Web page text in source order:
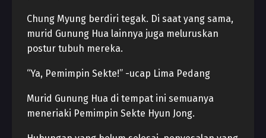
Chung Myung berdiri tegak. Di saat yang sama,
murid Gunung Hua lainnya juga meluruskan
postur tubuh mereka.
“Ya, Pemimpin Sekte!” -ucap Lima Pedang
Murid Gunung Hua di tempat ini semuanya
meneriaki Pemimpin Sekte Hyun Jong.